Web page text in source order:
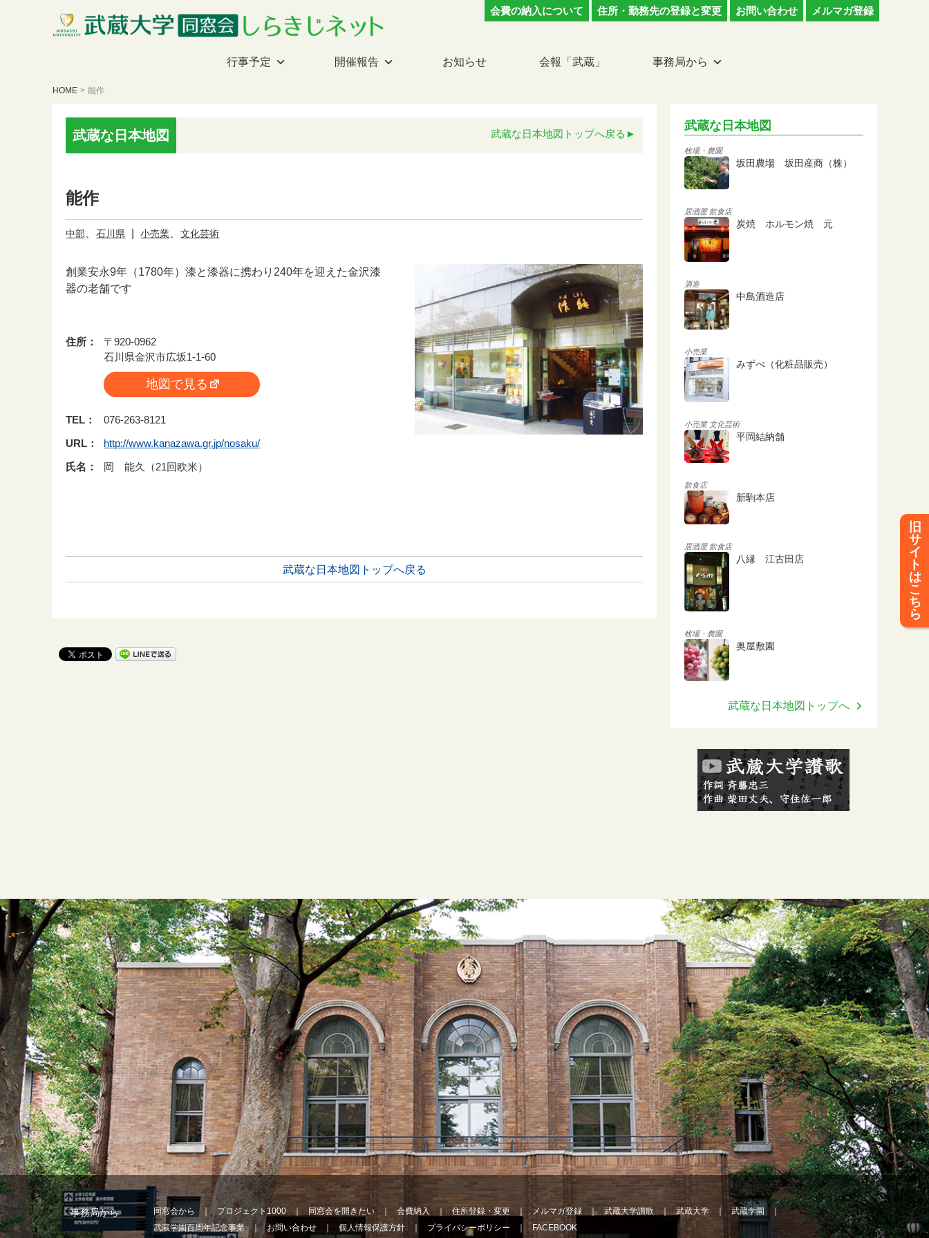
会費の納入について 住所・勤務先の登録と変更 お問い合わせ メルマガ登録
行事予定 開催報告 お知らせ 会報「武蔵」 事務局から
HOME > 能作
武蔵な日本地図 武蔵な日本地図トップへ戻る
能作
中部 、石川県 小売業 、文化芸術
創業安永9年（1780年）漆と漆器に携わり240年を迎えた金沢漆
器の老舗です
住所：
〒920-0962
石川県金沢市広坂1-1-60
地図で見る
TEL：
076-263-8121
URL：
http://www.kanazawa.gr.jp/nosaku/
氏名：
岡 能久（21回欧米）
武蔵な日本地図トップへ戻る
武蔵な日本地図
牧場・農園
坂田農場 坂田産商（株）
居酒屋 飲食店
炭焼 ホルモン焼 元
酒造
中島酒造店
小売業
みずべ（化粧品販売）
小売業 文化芸術
平岡結納舗
飲食店
新駒本店
居酒屋 飲食店
八縁 江古田店
牧場・農園
奥屋敷園
武蔵な日本地図トップへ
事務局から 同窓会から プロジェクト1000 同窓会を開きたい 会費納入 住所登録・変更 メルマガ登録 武蔵大学讃歌 武蔵大学
武蔵学園
武蔵学園百周年記念事業
お問い合わせ 個人情報保護方針 プライバシーポリシー FACEBOOK
旧
サ
イ
ト
は
こ
ち
ら